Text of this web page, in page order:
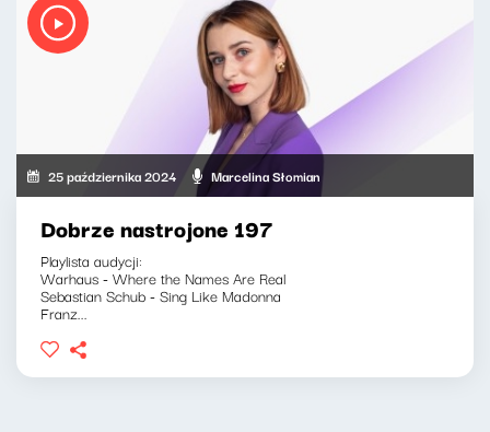
25 października 2024 Marcelina Słomian
Dobrze nastrojone 197
Playlista audycji:
Warhaus - Where the Names Are Real
Sebastian Schub - Sing Like Madonna
Franz...